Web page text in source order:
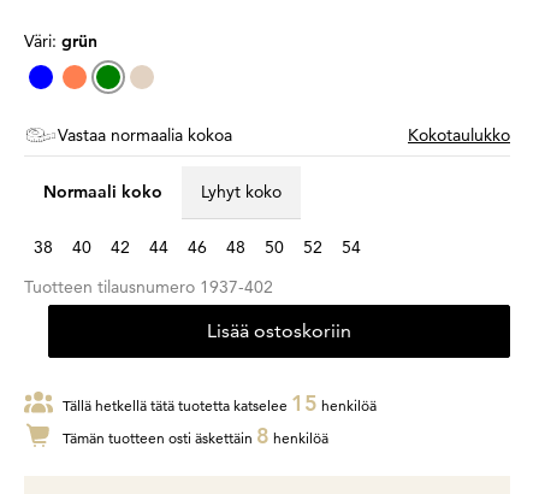
Väri: grün
Vastaa normaalia kokoa Kokotaulukko
Normaali koko Lyhyt koko
38 40 42 44 46 48 50 52
54
Tuotteen tilausnumero 1937-402
Lisää ostoskoriin
Tällä hetkellä tätä tuotetta katselee 15 henkilöä
Tämän tuotteen osti äskettäin 8 henkilöä